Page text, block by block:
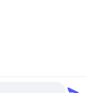
products Co.,Ltd. All Rights